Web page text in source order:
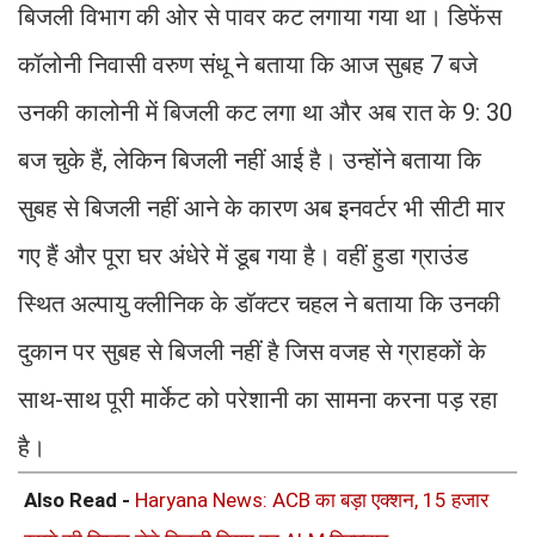
बिजली विभाग की ओर से पावर कट लगाया गया था। डिफेंस
कॉलोनी निवासी वरुण संधू ने बताया कि आज सुबह 7 बजे
उनकी कालोनी में बिजली कट लगा था और अब रात के 9: 30
बज चुके हैं, लेकिन बिजली नहीं आई है। उन्होंने बताया कि
सुबह से बिजली नहीं आने के कारण अब इनवर्टर भी सीटी मार
गए हैं और पूरा घर अंधेरे में डूब गया है। वहीं हुडा ग्राउंड
स्थित अल्पायु क्लीनिक के डॉक्टर चहल ने बताया कि उनकी
दुकान पर सुबह से बिजली नहीं है जिस वजह से ग्राहकों के
साथ-साथ पूरी मार्केट को परेशानी का सामना करना पड़ रहा
है।
Also Read - Haryana News: ACB का बड़ा एक्शन, 15 हजार